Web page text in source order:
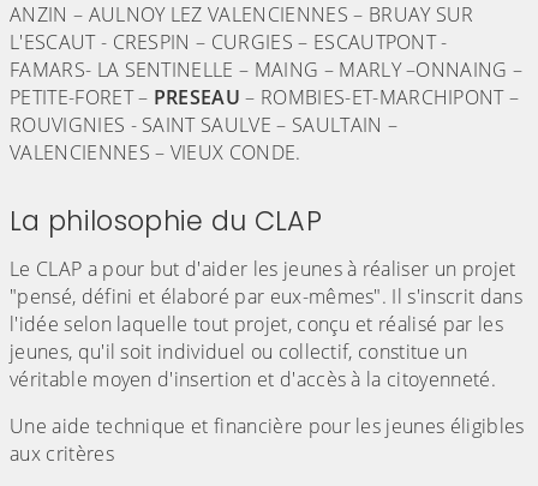
ANZIN – AULNOY LEZ VALENCIENNES – BRUAY SUR
L'ESCAUT - CRESPIN – CURGIES – ESCAUTPONT -
FAMARS- LA SENTINELLE – MAING – MARLY –ONNAING –
PETITE-FORET – PRESEAU – ROMBIES-ET-MARCHIPONT –
ROUVIGNIES - SAINT SAULVE – SAULTAIN –
VALENCIENNES – VIEUX CONDE.
La philosophie du CLAP
Le CLAP a pour but d'aider les jeunes à réaliser un projet
"pensé, défini et élaboré par eux-mêmes". Il s'inscrit dans
l'idée selon laquelle tout projet, conçu et réalisé par les
jeunes, qu'il soit individuel ou collectif, constitue un
véritable moyen d'insertion et d'accès à la citoyenneté.
Une aide technique et financière pour les jeunes éligibles
aux critères